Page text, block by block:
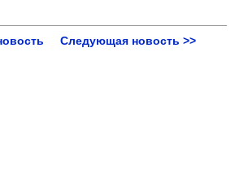
Следующая новость >>